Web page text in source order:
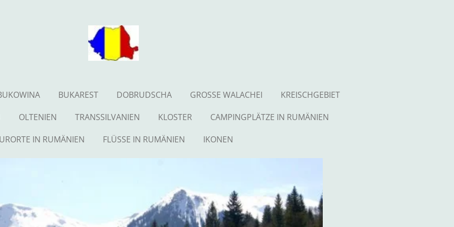
BUKAREST DOBRUDSCHA GROSSE WALACHEI
KREISCHGEBIET
OLTENIEN TRANSSILVANIEN KLOSTER
CAMPINGPLÄTZE IN RUMÄNIEN
IN RUMÄNIEN
FLÜSSE IN RUMÄNIEN IKONEN